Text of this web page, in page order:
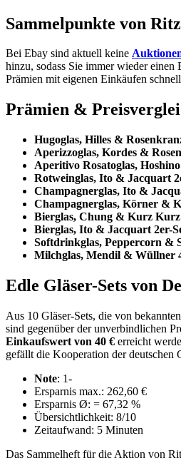
Sammelpunkte von
Bei Ebay sind aktuell keine
hinzu, sodass Sie immer wieder
Prämien mit eigenen Einkäufen
Prämien &
Hugoglas, Hilles &
Aperizzoglas, Kordes &
Aperitivo Rosatoglas,
Rotweinglas, Ito & Jacquart
Champagnerglas, Ito &
Champagnerglas, Körner &
Bierglas, Chung & Kurz Kurz
Bierglas, Ito & Jacquart 2er-
Softdrinkglas, Peppercorn &
Milchglas, Mendil & Wüllner
Edle Gläser-Sets von
Aus 10 Gläser-Sets, die von
sind gegenüber der unverbindlichen
Einkaufswert von 40 € erreicht
gefällt die Kooperation der deutschen
Note: 1-
Ersparnis max.: 262,60 €
Ersparnis Ø: = 67,32 %
Übersichtlichkeit: 8/10
Zeitaufwand: 5 Minuten
Das Sammelheft für die Aktion von